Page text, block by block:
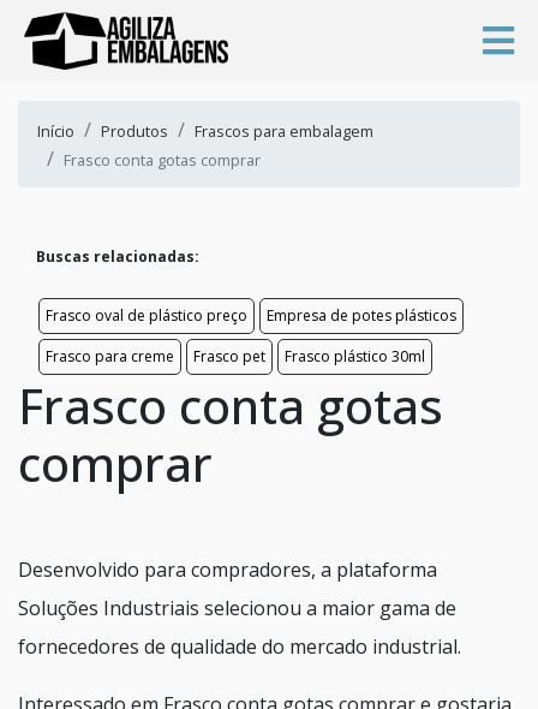
Início Produtos
Frascos para embalagem
Frasco conta gotas comprar
Buscas relacionadas:
Frasco oval de plástico preço
Empresa de potes plásticos
Frasco para creme
Frasco pet Frasco plástico 30ml
Frasco conta gotas
comprar
Desenvolvido para compradores, a plataforma
Soluções Industriais selecionou a maior gama de
fornecedores de qualidade do mercado industrial.
Interessado em Frasco conta gotas comprar e gostaria